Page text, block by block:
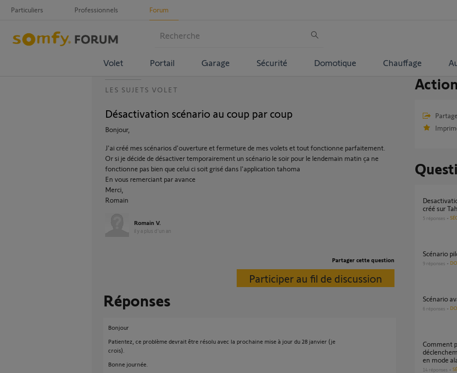
Particuliers Professionnels Forum
Volet Portail Garage Sécurité Domotique Chauffage
LES SUJETS VOLET
Désactivation scénario au coup par coup
Bonjour,
J'ai créé mes scénarios d'ouverture et fermeture de mes volets et tout fonctionne parfaitement.
Or si je décide de désactiver temporairement un scénario le soir pour le lendemain matin ça ne
fonctionne pas bien que celui ci soit grisé dans l'application tahoma
En vous remerciant par avance
Merci,
Romain
Romain V.
il y a plus d'un an
Partager cette question
Participer au fil de discussion
Réponses
Bonjour
Patientez, ce problème devrait être résolu avec la prochaine mise à jour du 28 janvier (je
crois).
Bonne journée.
Desactivation alarme pendant un scenario
créé sur
5 réponses
Scénario
9 réponses
Scénario
6 réponses
Comment paramétrer Intellitag pour
en mode
14 réponses